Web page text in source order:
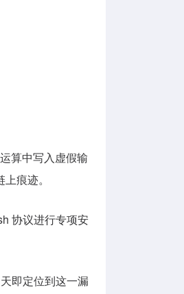
算中写入虚假输
痕迹。
协议进行专项安
即定位到这一漏